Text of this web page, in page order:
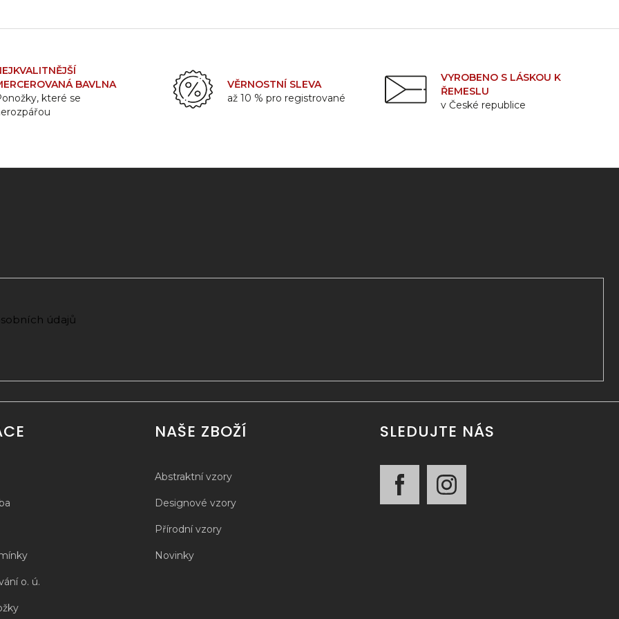
BAVLNA
které se
VĚRNOSTNÍ SLEVA
až 10 % pro registrované
VYROBENO S LÁSKOU K
ŘEMESLU
v České republice
údajů
o. ú.
NAŠE ZBOŽÍ
Abstraktní vzory
Designové vzory
Přírodní vzory
Novinky
SLEDUJTE NÁS